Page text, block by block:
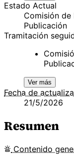
Estado Actual
Comisión de
Publicación
Tramitación
Ver más
Fecha de
21/5/2026
Resumen
Contenido